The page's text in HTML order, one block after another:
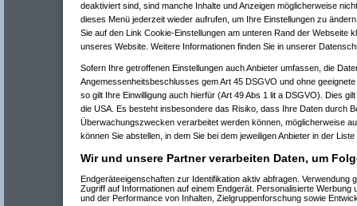
deaktiviert sind, sind manche Inhalte und Anzeigen möglicherweise
dieses Menü jederzeit wieder aufrufen, um Ihre Einstellungen zu
Sie auf den Link Cookie-Einstellungen am unteren Rand der Webseite
unseres Website. Weitere Informationen finden Sie in unserer
Sofern Ihre getroffenen Einstellungen auch Anbieter umfassen, die
Angemessenheitsbeschlusses gem Art 45 DSGVO und ohne
so gilt Ihre Einwilligung auch hierfür (Art 49 Abs 1 lit a DSGVO). Dies
die USA. Es besteht insbesondere das Risiko, dass Ihre Daten durch
Überwachungszwecken verarbeitet werden können, möglicherweise
können Sie abstellen, in dem Sie bei dem jeweiligen Anbieter in der
Wir und unsere Partner verarbeiten Daten, um
Endgeräteeigenschaften zur Identifikation aktiv abfragen. Verwendung
Zugriff auf Informationen auf einem Endgerät. Personalisierte Werbung
und der Performance von Inhalten, Zielgruppenforschung sowie